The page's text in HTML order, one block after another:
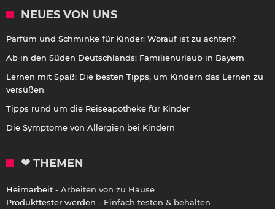
NEUES VON UNS
Parfüm und Schminke für Kinder: Worauf ist zu achten?
Ab in den Süden Deutschlands: Familienurlaub in Bayern
Lernen mit Spaß: Die besten Tipps, um Kindern das Lernen zu
versüßen
Tipps rund um die Reiseapotheke für Kinder
Die Symptome von Allergien bei Kindern
❤ THEMEN
Heimarbeit - Arbeiten von zu Hause
Produkttester werden - Einfach testen & behalten